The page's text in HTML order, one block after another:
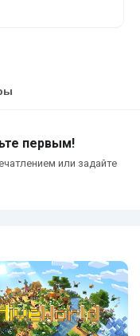
первым!
или задайте